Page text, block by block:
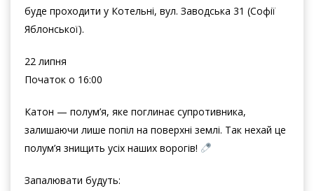
буде проходити у Котельні, вул. Заводська 31 (Софії
Яблонської).
22 липня
Початок о 16:00
Катон — полум’я, яке поглинає супротивника,
залишаючи лише попіл на поверхні землі. Так нехай це
полум’я знищить усіх наших ворогів!
Запалювати будуть: